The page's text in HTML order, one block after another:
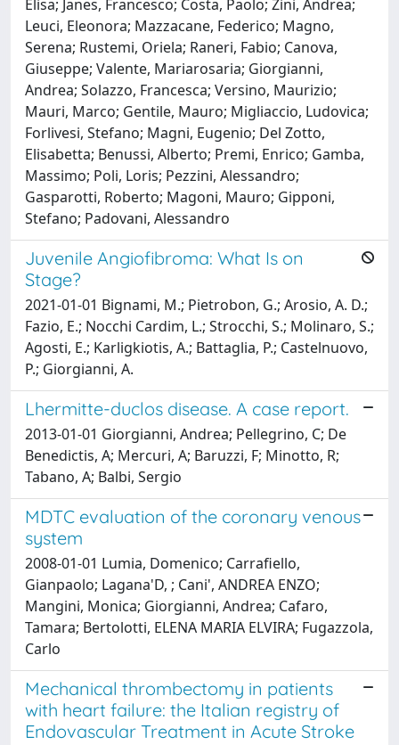
Elisa; Janes, Francesco; Costa, Paolo; Zini, Andrea;
Leuci, Eleonora; Mazzacane, Federico; Magno,
Serena; Rustemi, Oriela; Raneri, Fabio; Canova,
Giuseppe; Valente, Mariarosaria; Giorgianni,
Andrea; Solazzo, Francesca; Versino, Maurizio;
Mauri, Marco; Gentile, Mauro; Migliaccio, Ludovica;
Forlivesi, Stefano; Magni, Eugenio; Del Zotto,
Elisabetta; Benussi, Alberto; Premi, Enrico; Gamba,
Massimo; Poli, Loris; Pezzini, Alessandro;
Gasparotti, Roberto; Magoni, Mauro; Gipponi,
Stefano; Padovani, Alessandro
Juvenile Angiofibroma: What Is on
Stage?
2021-01-01 Bignami, M.; Pietrobon, G.; Arosio, A. D.;
Fazio, E.; Nocchi Cardim, L.; Strocchi, S.; Molinaro, S.;
Agosti, E.; Karligkiotis, A.; Battaglia, P.; Castelnuovo,
P.; Giorgianni, A.
Lhermitte-duclos disease. A case report.
2013-01-01 Giorgianni, Andrea; Pellegrino, C; De
Benedictis, A; Mercuri, A; Baruzzi, F; Minotto, R;
Tabano, A; Balbi, Sergio
MDTC evaluation of the coronary venous
system
2008-01-01 Lumia, Domenico; Carrafiello,
Gianpaolo; Lagana'D, ; Cani', ANDREA ENZO;
Mangini, Monica; Giorgianni, Andrea; Cafaro,
Tamara; Bertolotti, ELENA MARIA ELVIRA; Fugazzola,
Carlo
Mechanical thrombectomy in patients
with heart failure: the Italian registry of
Endovascular Treatment in Acute Stroke